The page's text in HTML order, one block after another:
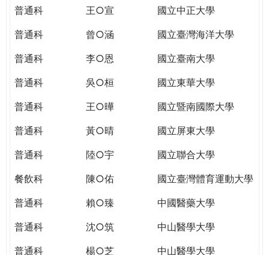
民。
TODAY
WORLD
TOMORROW
YOU
THE
PATH
GLOBAL
普通科
王○宣
國立中正大學
普通科
曾○涵
國立臺灣海洋大學
普通科
李○恩
國立臺南大學
普通科
吳○桓
國立東華大學
普通科
王○曄
國立暨南國際大學
普通科
黃○晴
國立屏東大學
普通科
陸○宇
國立聯合大學
餐飲科
陳○佑
國立臺灣體育運動大學
普通科
賴○臻
中國醫藥大學
普通科
沈○筑
中山醫學大學
普通科
楊○芝
中山醫學大學